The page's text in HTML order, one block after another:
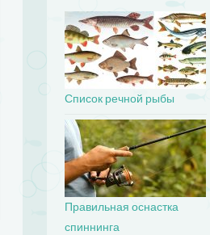
Список речной рыбы
Правильная оснастка
спиннинга